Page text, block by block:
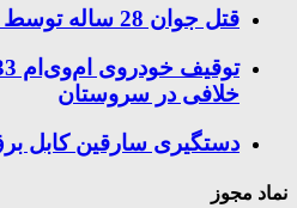
قتل جوان 28 ساله توسط قاتل 15 ساله در کازرون
خلافی در سروستان
دستگیری سارقین کابل
نماد مجوز